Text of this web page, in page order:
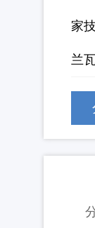
家
兰